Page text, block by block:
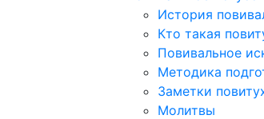
История
Кто такая
Повивальное
Методика
Заметки
Молитвы